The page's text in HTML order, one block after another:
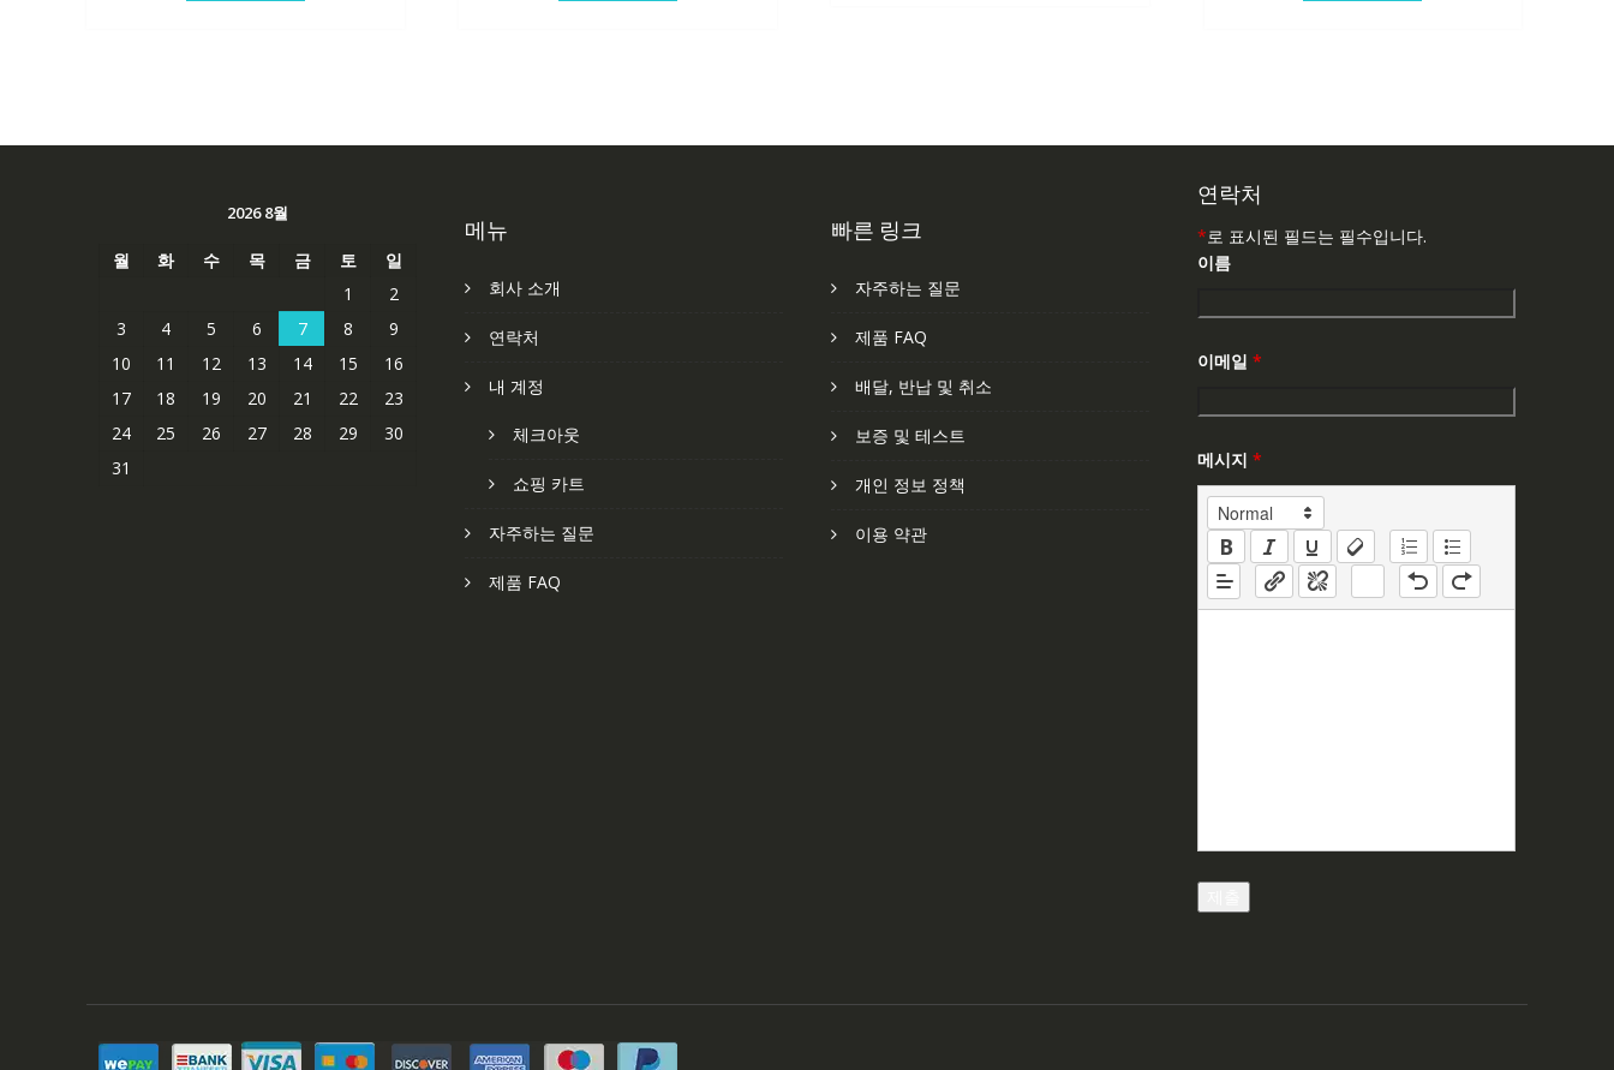
2026 8월
월 화 수 목 금 토
일
1
2
3
4 5 6 7 8
9
10
11 12 13 14 15
16
17
18 19 20 21 22
23
24
25 26 27 28 29
30
31
메뉴
회사 소개
연락처
내 계정
체크아웃
쇼핑 카트
자주하는 질문
제품 FAQ
빠른 링크
자주하는 질문
제품 FAQ
배달, 반납 및 취소
보증 및 테스트
개인 정보 정책
이용 약관
연락처
*로 표시된 필드는 필수입니다.
이름
이메일 *
메시지 *